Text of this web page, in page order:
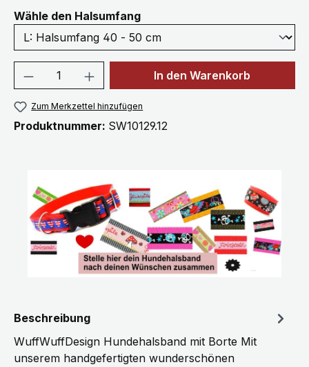
Wähle den Halsumfangauswählen
Produkt Anzahl: Gib denIn den Warenkorb
Zum Merkzettel hinzufügen
Produktnummer: SW10129.12
Beschreibung
WuffWuffDesign Hundehalsband mit Borte Mit
unserem handgefertigten wunderschönen